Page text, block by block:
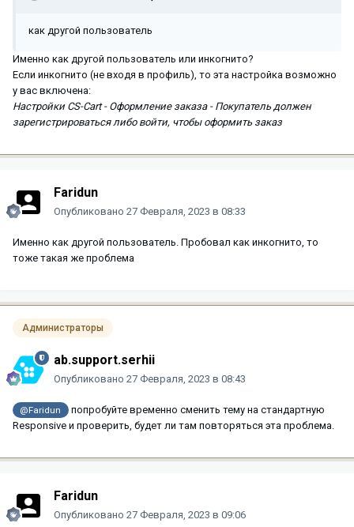
как другой пользователь
Именно как другой пользователь или инкогнито?
Если инкогнито (не входя в профиль), то эта настройка возможно
у вас включена:
Настройки CS-Cart - Оформление заказа - Покупатель должен
зарегистрироваться либо войти, чтобы оформить заказ
Faridun
Опубликовано 27 Февраля, 2023 в 08:33
Именно как другой пользователь. Пробовал как инкогнито, то
тоже такая же проблема
Администраторы
ab.support.serhii
Опубликовано 27 Февраля, 2023 в 08:43
@Faridun
попробуйте временно сменить тему на стандартную
Responsive и проверить, будет ли там повторяться эта проблема.
Faridun
Опубликовано 27 Февраля, 2023 в 09:06